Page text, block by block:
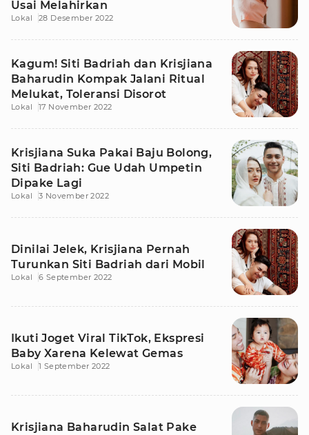
Usai Melahirkan
Lokal 28 Desember 2022
Kagum! Siti Badriah dan Krisjiana
Baharudin Kompak Jalani Ritual
Melukat, Toleransi Disorot
Lokal 17 November 2022
Krisjiana Suka Pakai Baju Bolong,
Siti Badriah: Gue Udah Umpetin
Dipake Lagi
Lokal 3 November 2022
Dinilai Jelek, Krisjiana Pernah
Turunkan Siti Badriah dari Mobil
Lokal 6 September 2022
Ikuti Joget Viral TikTok, Ekspresi
Baby Xarena Kelewat Gemas
Lokal 1 September 2022
Krisjiana Baharudin Salat Pake